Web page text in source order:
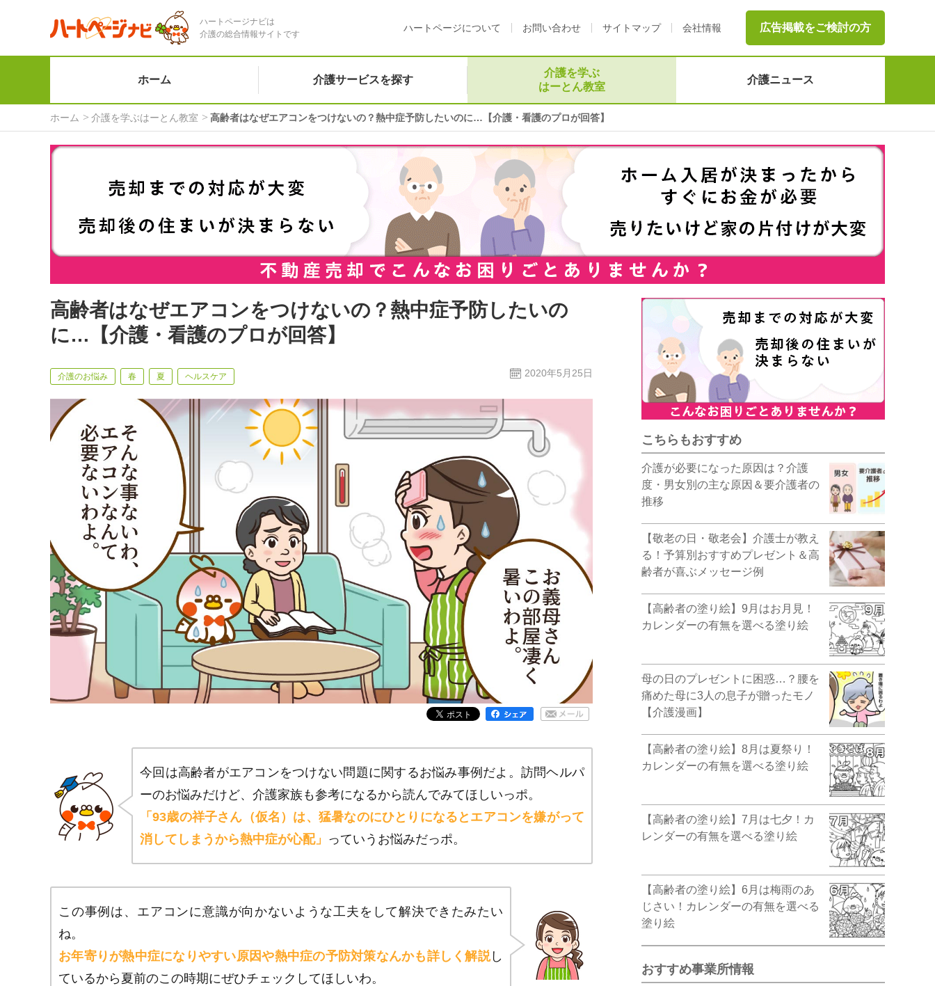
ハートページナビは
介護の総合情報サイトです
ハートページについて お問い合わせ サイトマップ 会社情報 広告掲載をご検討の方
ホーム 介護サービスを探す
介護を学ぶ
はーとん教室
介護ニュース
ホーム 介護を学ぶはーとん教室 高齢者はなぜエアコンをつけないの？熱中症予防したいのに…【介護・看護のプロが回答】
高齢者はなぜエアコンをつけないの？熱中症予防したいの
に…【介護・看護のプロが回答】
介護のお悩み 春 夏 ヘルスケア 2020年5月25日
今回は高齢者がエアコンをつけない問題に関するお悩み事例だよ。訪問ヘルパ
ーのお悩みだけど、介護家族も参考になるから読んでみてほしいっポ。
「93歳の祥子さん（仮名）は、猛暑なのにひとりになるとエアコンを嫌がって
消してしまうから熱中症が心配」 っていうお悩みだっポ。
この事例は、エアコンに意識が向かないような工夫をして解決できたみたい
ね。
お年寄りが熱中症になりやすい原因や熱中症の予防対策なんかも詳しく解説し
ているから夏前のこの時期にぜひチェックしてほしいわ。
こちらもおすすめ
介護が必要になった原因は？介護
度・男女別の主な原因＆要介護者の
推移
【敬老の日・敬老会】介護士が教え
る！予算別おすすめプレゼント＆高
齢者が喜ぶメッセージ例
【高齢者の塗り絵】9月はお月見！
カレンダーの有無を選べる塗り絵
母の日のプレゼントに困惑…？腰を
痛めた母に3人の息子が贈ったモノ
【介護漫画】
【高齢者の塗り絵】8月は夏祭り！
カレンダーの有無を選べる塗り絵
【高齢者の塗り絵】7月は七夕！カ
レンダーの有無を選べる塗り絵
【高齢者の塗り絵】6月は梅雨のあ
じさい！カレンダーの有無を選べる
塗り絵
おすすめ事業所情報